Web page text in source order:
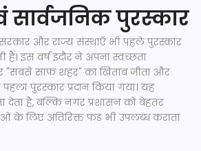
सार्वजनिक पुरस्कार
और राज्य संस्थाएँ भी पहले पुरस्कार
इस वर्ष इंदौर ने अपना स्वच्छता
साफ़ शहर" का खिताब जीता और
पहला पुरस्कार प्रदान किया गया। यह
देता है, बल्कि नगर प्रशासन को बेहतर
के लिए अतिरिक्त फंड भी उपलब्ध कराता